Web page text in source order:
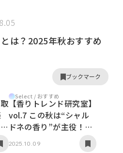
は？2025年秋おすすめ
ブックマーク
Select / おすすめ
【香りトレンド研究室】
vol.7 この秋は“シャル
ドネの香り”が主役！人
気の理由と次なるトレン
2025.10.09